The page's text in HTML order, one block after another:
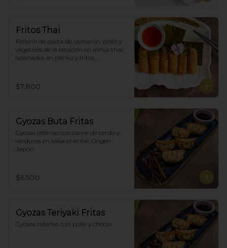
Fritos Thai
Relleno de pasta de camarón, pollo y
vegetales de la estación en aliños thai,
apanados en panko y fritas,
$7.800
Gyozas Buta Fritas
Gyosas rellenas con carne de cerdo y
verduras en salsa oriental. Origen
Japón
$6.500
Gyozas Teriyaki Fritas
Gyosas rellenas con pollo y choclo